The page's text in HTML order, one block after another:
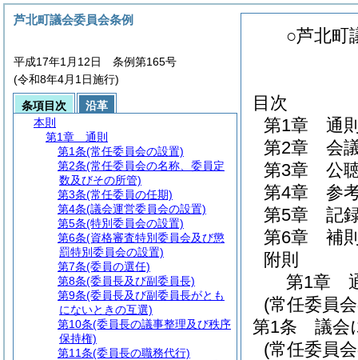
○芦北町
目次
第1章
通
第2章
会
第3章
公
第4章
参
第5章
記
第6章
補
附則
第1章
(常任委員
第1条
議会
(常任委員
芦北町議会委員会条例
平成17年1月12日 条例第165号
(令和8年4月1日施行)
条項目次
沿革
本則
第1章
通則
第1条(常任委員会の設置)
第2条(常任委員会の名称、委員定
数及びその所管)
第3条(常任委員の任期)
第4条(議会運営委員会の設置)
第5条(特別委員会の設置)
第6条(資格審査特別委員会及び懲
罰特別委員会の設置)
第7条(委員の選任)
第8条(委員長及び副委員長)
第9条(委員長及び副委員長がとも
にないときの互選)
第10条(委員長の議事整理及び秩序
保持権)
第11条(委員長の職務代行)